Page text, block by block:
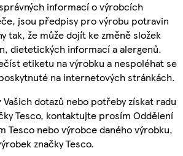
informací o výrobcích
jsou předpisy pro výrobu potravin
tak, že může dojít ke změně složek
dietetických informací a alergenů.
etiketu na výrobku a nespoléhat se
na internetových stránkách.
dotazů nebo potřeby získat radu
Tesco, kontaktujte prosím Oddělení
Tesco nebo výrobce daného výrobku,
značky Tesco.